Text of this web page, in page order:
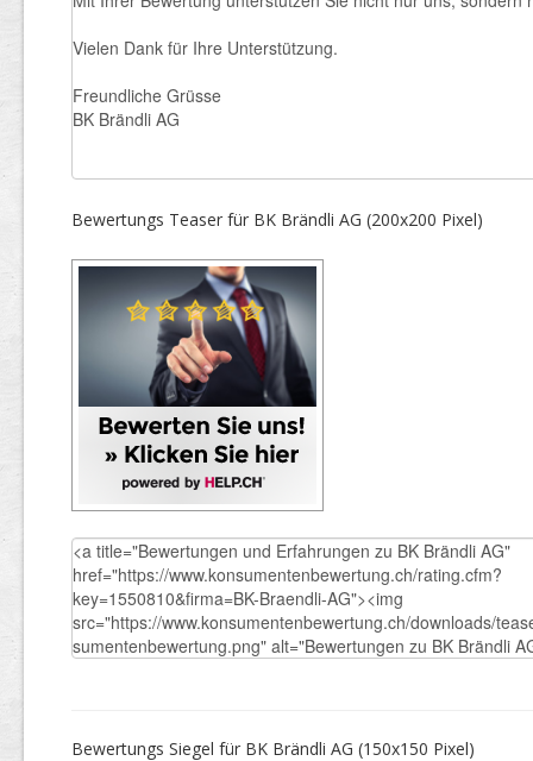
Bewertungs Teaser für BK Brändli AG (200x200 Pixel)
Bewertungs Siegel für BK Brändli AG (150x150 Pixel)